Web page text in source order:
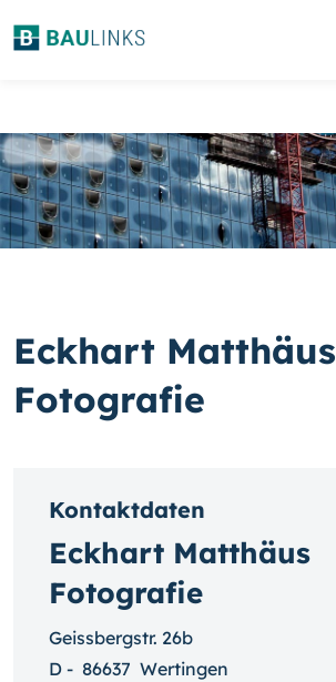
Eckhart Matthäus
Fotografie
Kontaktdaten
Eckhart Matthäus
Fotografie
Geissbergstr. 26b
D - 86637 Wertingen